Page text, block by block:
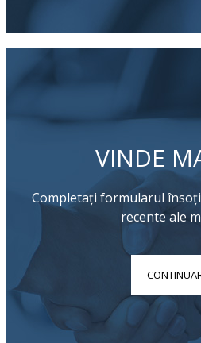
VINDE
Completați formularul
recente ale